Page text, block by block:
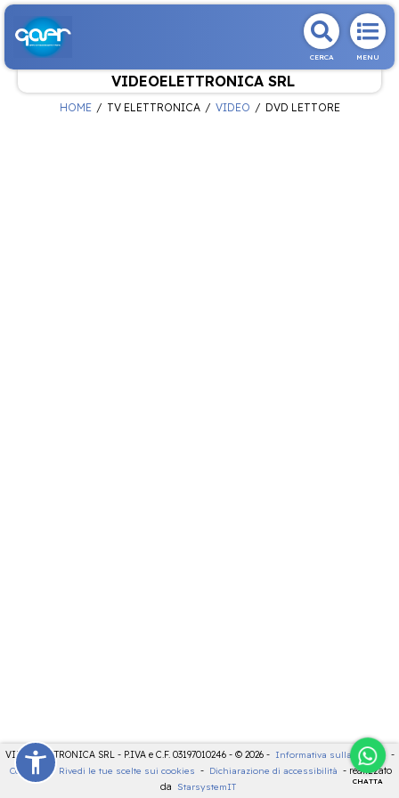
CERCA MENU
VIDEOELETTRONICA SRL
CHATTA
HOME TV ELETTRONICA VIDEO DVD LETTORE
VIDEOELETTRONICA SRL - P.IVA e C.F. 03197010246 - © 2026 - Informativa sulla privacy -
Cookies
- Rivedi le tue scelte sui cookies - Dichiarazione di accessibilità - realizzato
da
StarsystemIT